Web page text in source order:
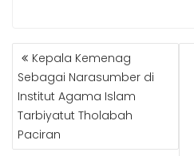
b
o
o
k
s
A
p
p
e
n
g
r
g
r
a
e
NAVIGASI
POSKepala Kemenag
Sebagai Narasumber di
Institut Agama Islam
Tarbiyatut Tholabah
Paciran